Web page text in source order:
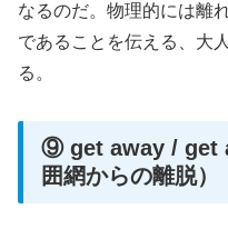
なるのだ。物理的には離
であることを伝える、大
る。
⑨ get away / get
囲網からの離脱）